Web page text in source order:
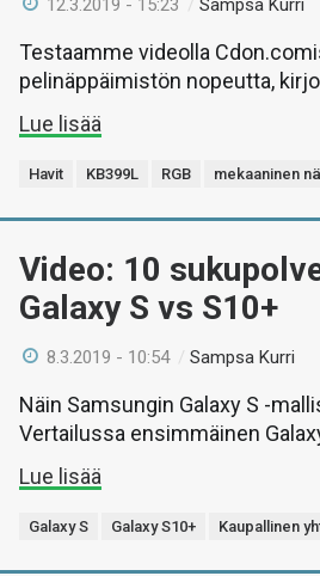
12.3.2019 - 15:23 /Sampsa Kurri
Testaamme videolla
pelinäppäimistön nopeutta,
Lue lisää
Havit KB399L RGB mekaaninen
Video: 10
Galaxy S vs S10+
8.3.2019 - 10:54 /Sampsa Kurri
Näin Samsungin Galaxy S -
Vertailussa ensimmäinen
Lue lisää
Galaxy S Galaxy S10+ Kaupallinen